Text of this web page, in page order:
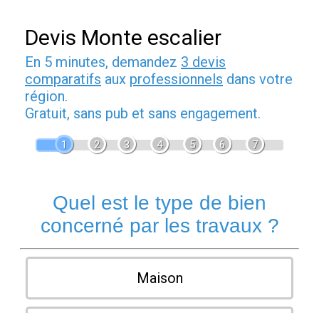
Devis Monte escalier
En 5 minutes, demandez 3 devis
comparatifs aux professionnels dans votre
région.
Gratuit, sans pub et sans engagement.
1 2 3 4 5 6 7
Quel est le type de bien
concerné par les travaux ?
Maison